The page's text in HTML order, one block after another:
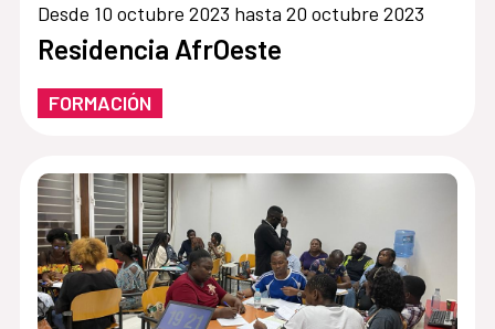
Desde 10 octubre 2023 hasta 20 octubre 2023
Residencia AfrOeste
FORMACIÓN